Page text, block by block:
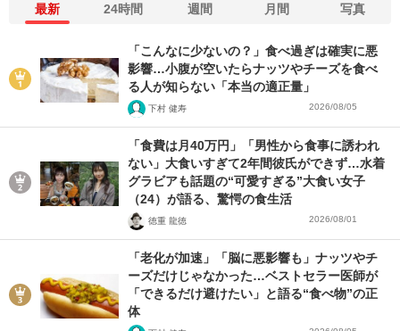
最新 24時間 週間 月間 写真
「こんなに少ないの？」食べ過ぎは確実に悪
影響…小腹が空いたらナッツやチーズを食べ
る人が知らない「本当の適正量」
下村 健寿 2026/08/05
「食費は月40万円」「男性から食事に誘われ
ない」大食いすぎて2年間彼氏ができず…水着
グラビアも話題の“可愛すぎる”大食い女子
（24）が語る、驚愕の食生活
徳重 龍徳 2026/08/01
「老化が加速」「脳に悪影響も」ナッツやチ
ーズだけじゃなかった…ベストセラー医師が
「できるだけ避けたい」と語る“食べ物”の正
体